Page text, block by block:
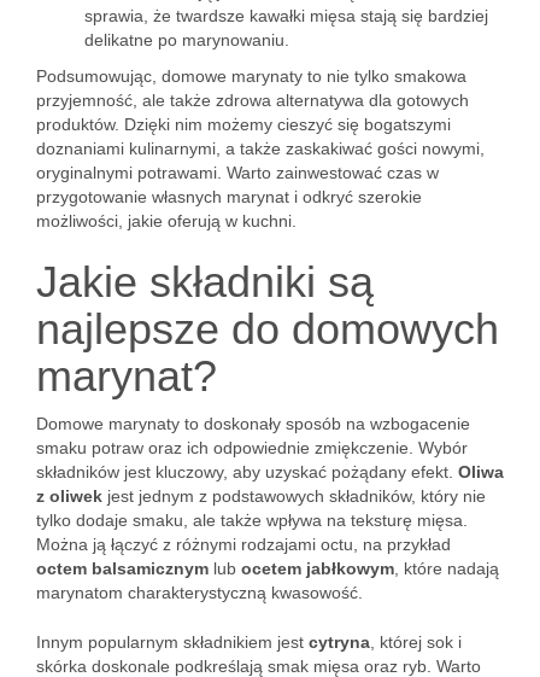
sprawia, że twardsze kawałki mięsa stają się bardziej
delikatne po marynowaniu.
Podsumowując, domowe marynaty to nie tylko smakowa
przyjemność, ale także zdrowa alternatywa dla gotowych
produktów. Dzięki nim możemy cieszyć się bogatszymi
doznaniami kulinarnymi, a także zaskakiwać gości nowymi,
oryginalnymi potrawami. Warto zainwestować czas w
przygotowanie własnych marynat i odkryć szerokie
możliwości, jakie oferują w kuchni.
Jakie składniki są
najlepsze do domowych
marynat?
Domowe marynaty to doskonały sposób na wzbogacenie
smaku potraw oraz ich odpowiednie zmiękczenie. Wybór
składników jest kluczowy, aby uzyskać pożądany efekt. Oliwa
z oliwek jest jednym z podstawowych składników, który nie
tylko dodaje smaku, ale także wpływa na teksturę mięsa.
Można ją łączyć z różnymi rodzajami octu, na przykład
octem balsamicznym lub ocetem jabłkowym , które nadają
marynatom charakterystyczną kwasowość.
Innym popularnym składnikiem jest cytryna , której sok i
skórka doskonale podkreślają smak mięsa oraz ryb. Warto